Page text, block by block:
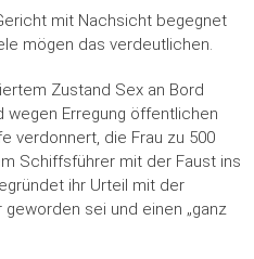
mit Nachsicht begegnet
mögen das verdeutlichen.
Zustand Sex an Bord
wegen Erregung öffentlichen
verdonnert, die Frau zu 500
Schiffsführer mit der Faust ins
ihr Urteil mit der
sei und einen „ganz